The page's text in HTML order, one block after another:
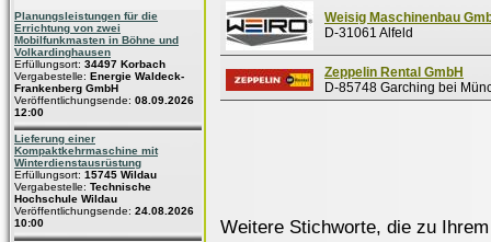
Planungsleistungen für die
Errichtung von zwei
Mobilfunkmasten in Böhne und
Volkardinghausen
Erfüllungsort: 34497 Korbach
Vergabestelle: Energie Waldeck-
Frankenberg GmbH
Veröffentlichungsende: 08.09.2026
12:00
Lieferung einer
Kompaktkehrmaschine mit
Winterdienstausrüstung
Erfüllungsort: 15745 Wildau
Vergabestelle: Technische
Hochschule Wildau
Veröffentlichungsende: 24.08.2026
10:00
Weisig Maschinenbau
D-31061 Alfeld
Zeppelin Rental GmbH
D-85748 Garching bei
Weitere Stichworte, die zu